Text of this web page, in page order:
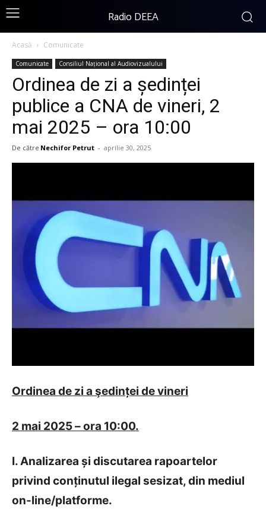
Radio DEEA
Acasă Comunicate
Comunicate Consiliul Național al Audiovizualului
Ordinea de zi a şedinței
publice a CNA de vineri, 2
mai 2025 – ora 10:00
De către Nechifor Petrut - aprilie 30, 2025
Ordinea de zi a şedinței devineri
2 mai 2025– ora 10:00.
I. Analizarea și discutarea rapoartelor
privind conținutul ilegal sesizat, din mediul
on-line/platforme.